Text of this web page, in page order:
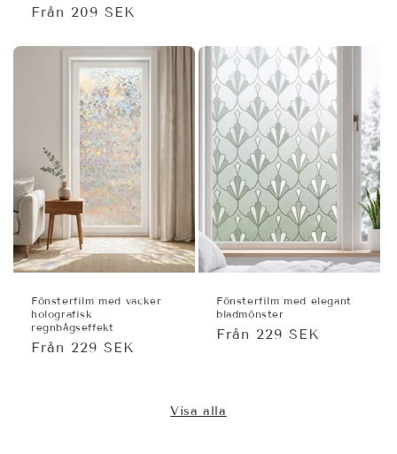
pris
Från 209 SEK
Fönsterfilm med vacker
holografisk
regnbågseffekt
Ordinarie
Från 229 SEK
Fönsterfilm med elegant
bladmönster
Ordinarie
Från 229 SEK
Visa alla